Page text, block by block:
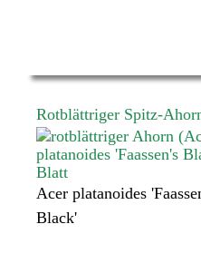
Rotblättriger Spitz-
Acer platanoides
Black'